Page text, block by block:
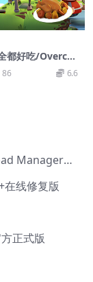
都好吃/Overco
Can Eat
86 6.6
IDM下载器中文版 Internet Download Manager v6.42.36 IDM
线修复版
正式版